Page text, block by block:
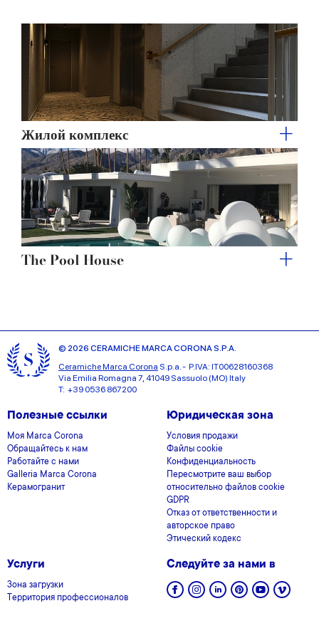
Жилой комплекс
The Pool House
© 2026 CERAMICHE MARCA CORONA S.P.A.
Ceramiche Marca Corona S.p.a. - P.IVA: IT00628160368
Via Emilia Romagna 7, 41049 Sassuolo (MO) Italy
T: +39 0536 867200
Полезные ссылки
Моя Marca Corona
Обращайтесь к нам
Работайте с нами
Galleria Marca Corona
Керамогранит
Юридическая зона
Условия продажи
Файлы cookie
Конфиденциальность
Пересмотрите ваш выбор
относительно файлов cookie
GDPR
Отказ от ответственности и
авторское право
Этический кодекс
Услуги
Зона загрузки
Территория профессионалов
Следуйте за нами в